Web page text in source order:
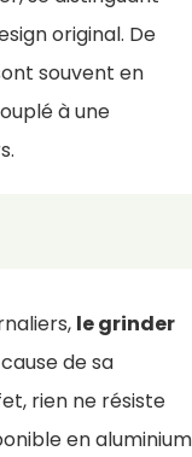
original. De
souvent en
à une
le grinder
de sa
rien ne résiste
en aluminium